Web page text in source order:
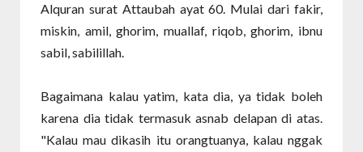
Alquran surat Attaubah ayat 60. Mulai dari fakir,
miskin, amil, ghorim, muallaf, riqob, ghorim, ibnu
sabil, sabilillah.
Bagaimana kalau yatim, kata dia, ya tidak boleh
karena dia tidak termasuk asnab delapan di atas.
"Kalau mau dikasih itu orangtuanya, kalau nggak